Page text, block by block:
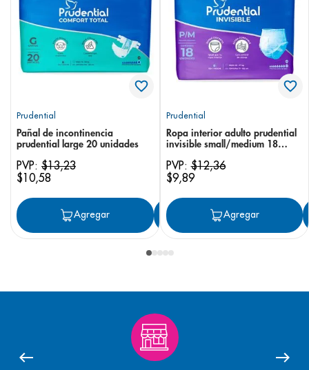
Prudential
Pañal de incontinencia
prudential large 20 unidades
PVP: $13,23
$10,58
Agregar Agregar
Prudential
Ropa interior adulto prudential
invisible small/medium 18
PVP:$12,36
$9,89
Agregar